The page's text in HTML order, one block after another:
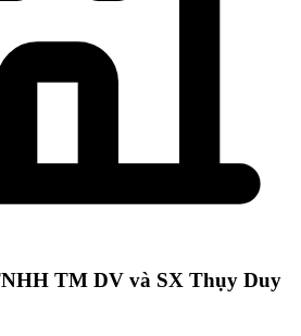
TM DV và SX Thụy Duy